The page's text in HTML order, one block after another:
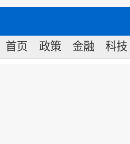
首页 政策 金融 科技